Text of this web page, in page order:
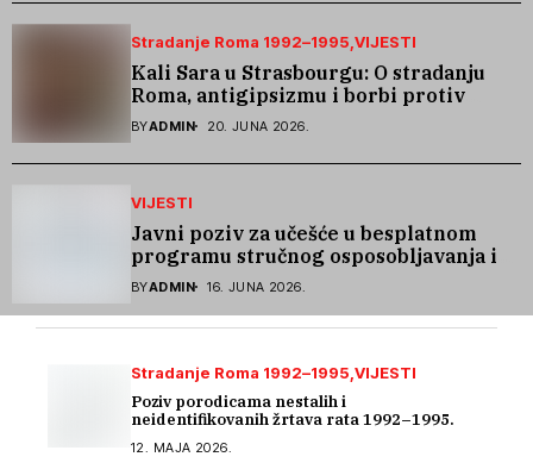
Stradanje Roma 1992–1995 VIJESTI
Kali Sara u Strasbourgu: O stradanju
Roma, antigipsizmu i borbi protiv
govora mržnje
BYADMIN 20. JUNA 2026.
VIJESTI
Javni poziv za učešće u besplatnom
programu stručnog osposobljavanja i
podrške pri zapošljavanju
BYADMIN 16. JUNA 2026.
Stradanje Roma 1992–1995 VIJESTI
Poziv porodicama nestalih i
neidentifikovanih žrtava rata 1992–1995.
12. MAJA 2026.